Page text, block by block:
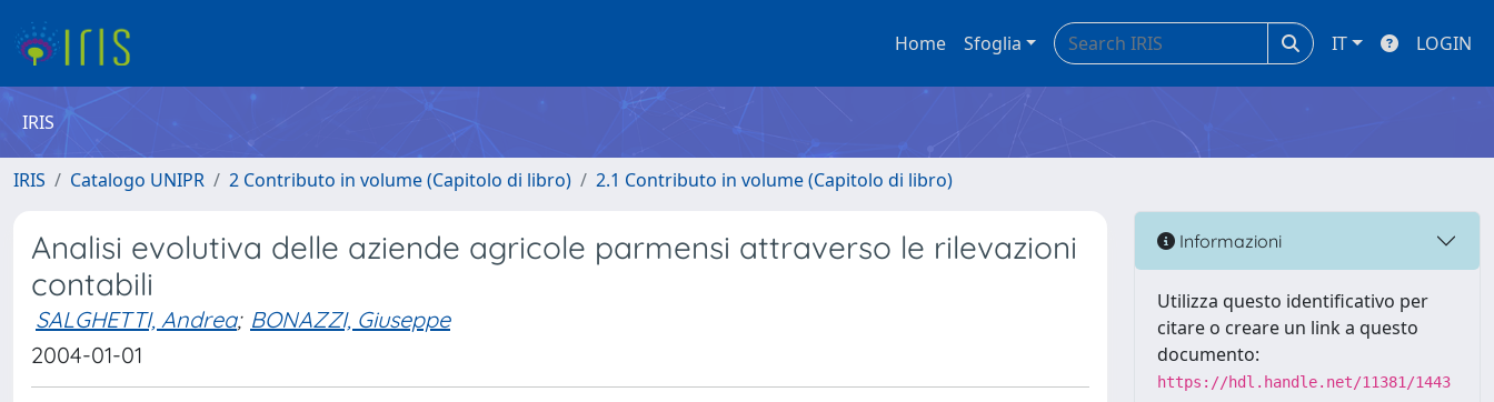
Home Sfoglia IT LOGIN
IRIS
IRIS Catalogo UNIPR 2 Contributo in volume (Capitolo di libro) 2.1 Contributo in volume (Capitolo di libro)
Analisi evolutiva delle aziende agricole parmensi attraverso le rilevazioni
contabili
SALGHETTI, Andrea; BONAZZI, Giuseppe
2004-01-01
Informazioni
Utilizza questo identificativo per
citare o creare un link a questo
documento:
https://hdl.handle.net/11381/1443